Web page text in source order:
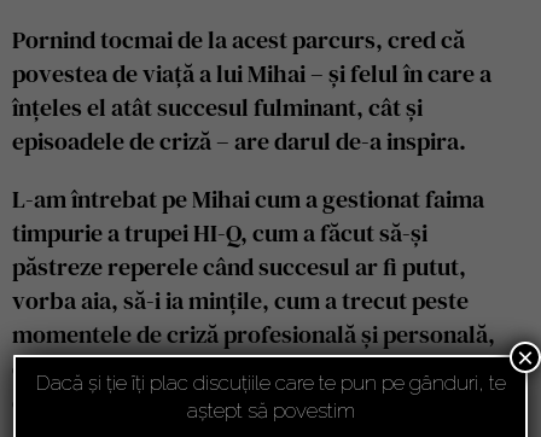
Pornind tocmai de la acest parcurs, cred că
povestea de viață a lui Mihai – și felul în care a
înțeles el atât succesul fulminant, cât și
episoadele de criză – are darul de-a inspira.
L-am întrebat pe Mihai cum a gestionat faima
timpurie a trupei HI-Q, cum a făcut să-și
păstreze reperele când succesul ar fi putut,
vorba aia, să-i ia mințile, cum a trecut peste
momentele de criză profesională și personală,
dar și cum vede el muzica și industria muzicală
de azi.
Dacă și ție îți plac discuțiile care te pun pe gânduri, te
aștept să povestim
×